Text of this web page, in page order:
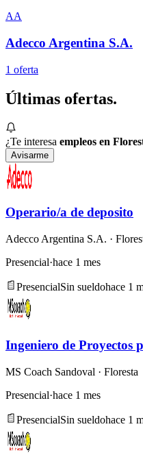
AA
Adecco Argentina S.A.
1 oferta
Últimas ofertas.
¿Te interesa empleos en
Avisarme
Operario/a de deposito
Adecco Argentina S.A. ·
Presencial·hace 1 mes
PresencialSin sueldohace 1
Ingeniero de Proyectos
MS Coach Sandoval · Floresta
Presencial·hace 1 mes
PresencialSin sueldohace 1